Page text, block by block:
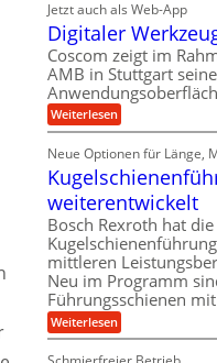
r
r
a
u
e
U
m
g
e
b
n
g
e
n
i
n
g
a
n
g
r
S
t
e
l
l
n
i
b
e
f
ü
r
p
r
z
i
e
H
u
b
b
e
w
e
g
ä
z
i
s
i
o
n
f
ü
r
A
u
t
o
m
o
i
v
e
u
n
d
Jetzt auch als Web-App
Digitaler
Coscom zeigt im
AMB in Stuttgart
Weiterlesen:
D
g
i
t
a
l
e
r
W
e
r
k
z
e
u
Neue Optionen für Länge,
weiterentwickelt
Bosch Rexroth hat die
mittleren
Neu im Programm
Führungsschienen
Weiterlesen:
K